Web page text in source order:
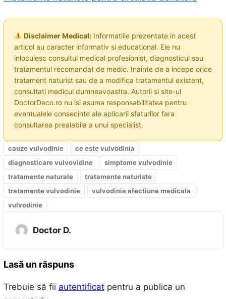
Disclaimer Medical:Informatiile prezentate in acest
articol au caracter informativ si educational. Ele nu
inlocuiesc consultul medical profesionist, diagnosticul sau
tratamentul recomandat de medic. Inainte de a incepe orice
tratament naturist sau de a modifica tratamentul existent,
consultati medicul dumneavoastra. Autorii si site-ul
DoctorDeco.ro nu isi asuma responsabilitatea pentru
eventualele consecinte ale aplicarii sfaturilor fara
consultarea prealabila a unui specialist.
cauze vulvodinie
ce este vulvodinia
diagnosticare vulvovidine
simptome vulvodinie
tratamente naturale
tratamente naturiste
tratamente vulvodinie
vulvodinia afectiune medicala
vulvodinie
Doctor D.
Lasă un răspuns
Trebuie să fii autentificatpentru a publica un